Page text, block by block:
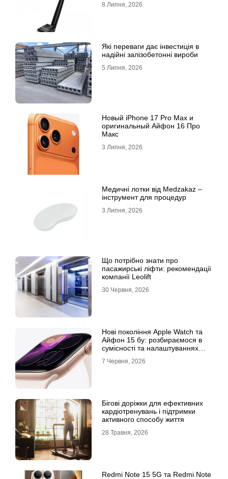
8 Липня, 2026
Які переваги дає інвестиція в
надійні залізобетонні вироби
5 Липня, 2026
Новый iPhone 17 Pro Max и
оригинальный Айфон 16 Про
Макс
3 Липня, 2026
Медичні лотки від Medzakaz –
інструмент для процедур
3 Липня, 2026
Що потрібно знати про
пасажирські ліфти: рекомендації
компанії Leolift
30 Червня, 2026
Нові покоління Apple Watch та
Айфон 15 бу: розбираємося в
сумісності та налаштуваннях
7 Червня, 2026
Бігові доріжки для ефективних
кардіотренувань і підтримки
активного способу життя
28 Травня, 2026
Redmi Note 15 5G та Redmi Note